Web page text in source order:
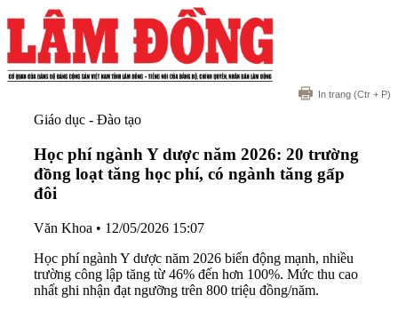
In trang (Ctr + P)
Giáo dục - Đào tạo
Học phí ngành Y dược năm 2026: 20 trường
đồng loạt tăng học phí, có ngành tăng gấp
đôi
Văn Khoa • 12/05/2026 15:07
Học phí ngành Y dược năm 2026 biến động mạnh, nhiều
trường công lập tăng từ 46% đến hơn 100%. Mức thu cao
nhất ghi nhận đạt ngưỡng trên 800 triệu đồng/năm.